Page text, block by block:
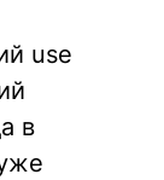
use
в